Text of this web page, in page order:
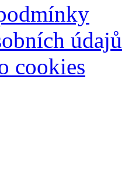
údajů
cookies